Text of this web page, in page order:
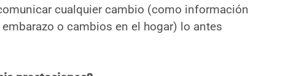
cualquier cambio (como información
o cambios en el hogar) lo antes